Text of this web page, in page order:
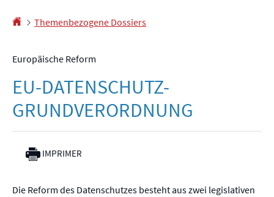
Startseite
Themenbezogene Dossiers
Europäische Reform
EU-DATENSCHUTZ-
GRUNDVERORDNUNG
IMPRIMER
Die Reform des Datenschutzes besteht aus zwei legislativen